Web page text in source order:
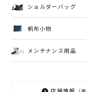
ショルダーバッグ
帆布小物
メンテナンス用品